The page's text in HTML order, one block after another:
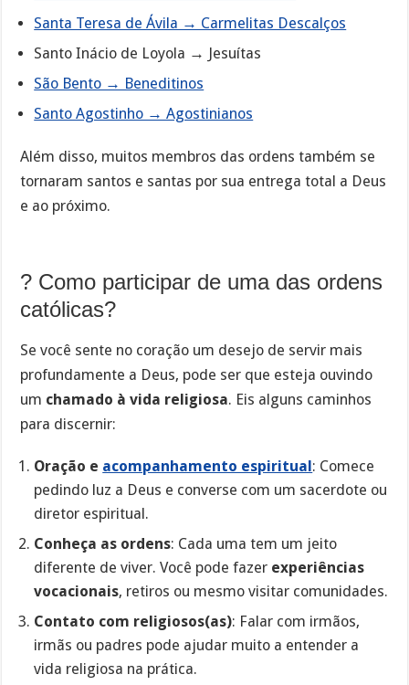
Santa Teresa de Ávila → Carmelitas Descalços
Santo Inácio de Loyola → Jesuítas
São Bento → Beneditinos
Santo Agostinho → Agostinianos
Além disso, muitos membros das ordens também se
tornaram santos e santas por sua entrega total a Deus
e ao próximo.
? Como participar de uma das ordens
católicas?
Se você sente no coração um desejo de servir mais
profundamente a Deus, pode ser que esteja ouvindo
um chamado à vida religiosa. Eis alguns caminhos
para discernir:
Oração e acompanhamento espiritual: Comece
pedindo luz a Deus e converse com um sacerdote ou
diretor espiritual.
Conheça as ordens: Cada uma tem um jeito
diferente de viver. Você pode fazer experiências
vocacionais, retiros ou mesmo visitar comunidades.
Contato com religiosos(as): Falar com irmãos,
irmãs ou padres pode ajudar muito a entender a
vida religiosa na prática.